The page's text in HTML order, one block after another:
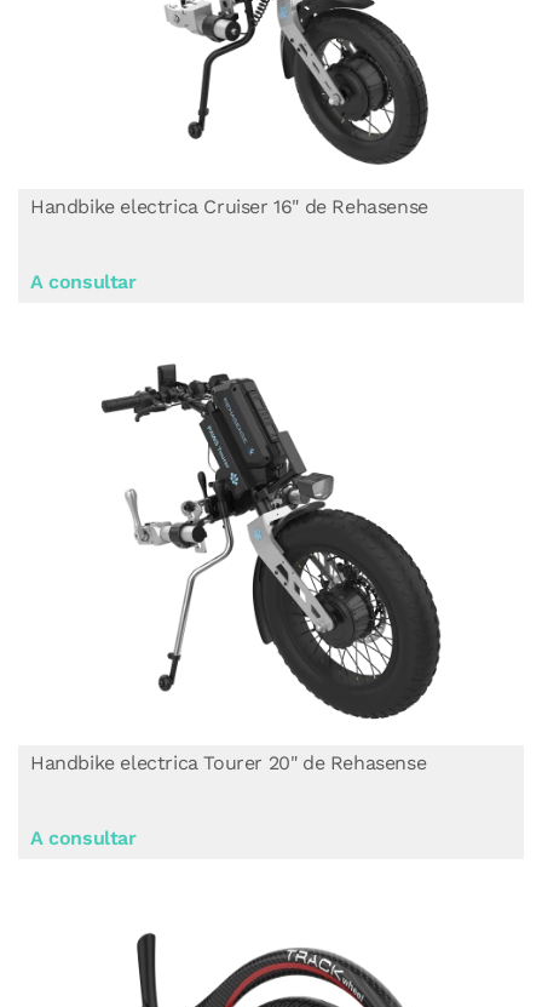
Handbike electrica Tourer 20" de Rehasense
A consultar
Handbike electrica Cruiser 16" de Rehasense
A consultar